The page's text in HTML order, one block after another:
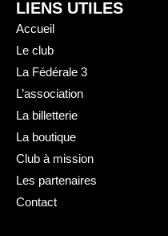
LIENS UTILES
Accueil
Le club
La Fédérale 3
L’association
La billetterie
La boutique
Club à mission
Les partenaires
Contact